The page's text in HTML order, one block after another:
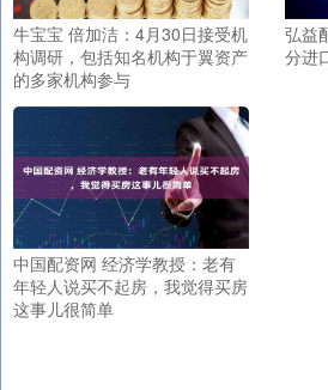
牛宝宝 倍加洁：4月30日接受机
构调研，包括知名机构于翼资产
的多家机构参与
弘益
分进
中国配资网 经济学教授：老有
年轻人说买不起房，我觉得买房
这事儿很简单